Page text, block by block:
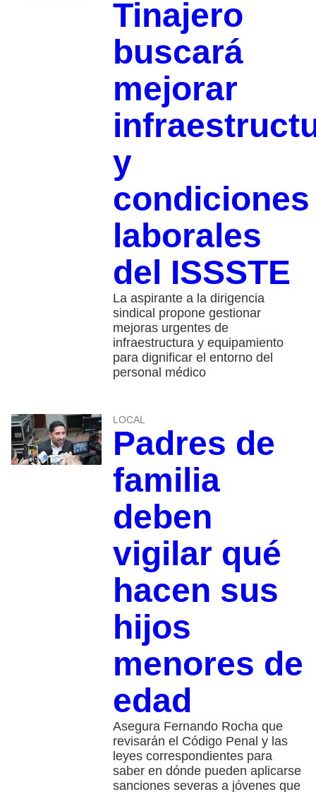
Tinajero
buscará
mejorar
y
condiciones
laborales
del ISSSTE
La aspirante a la dirigencia
sindical propone gestionar
mejoras urgentes de
infraestructura y equipamiento
para dignificar el entorno del
personal médico
LOCAL
Padres de
familia
deben
vigilar qué
hacen sus
hijos
menores de
edad
Asegura Fernando Rocha que
revisarán el Código Penal y las
leyes correspondientes para
saber en dónde pueden aplicarse
sanciones severas a jóvenes que